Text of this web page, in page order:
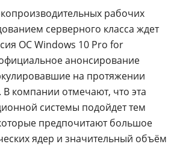
рабочих
серверного класса ждет
OC Windows 10 Pro for
анонсирование
на протяжении
. В компании отмечают, что эта
системы подойдет тем
предпочитают большое
ядер и значительный объём